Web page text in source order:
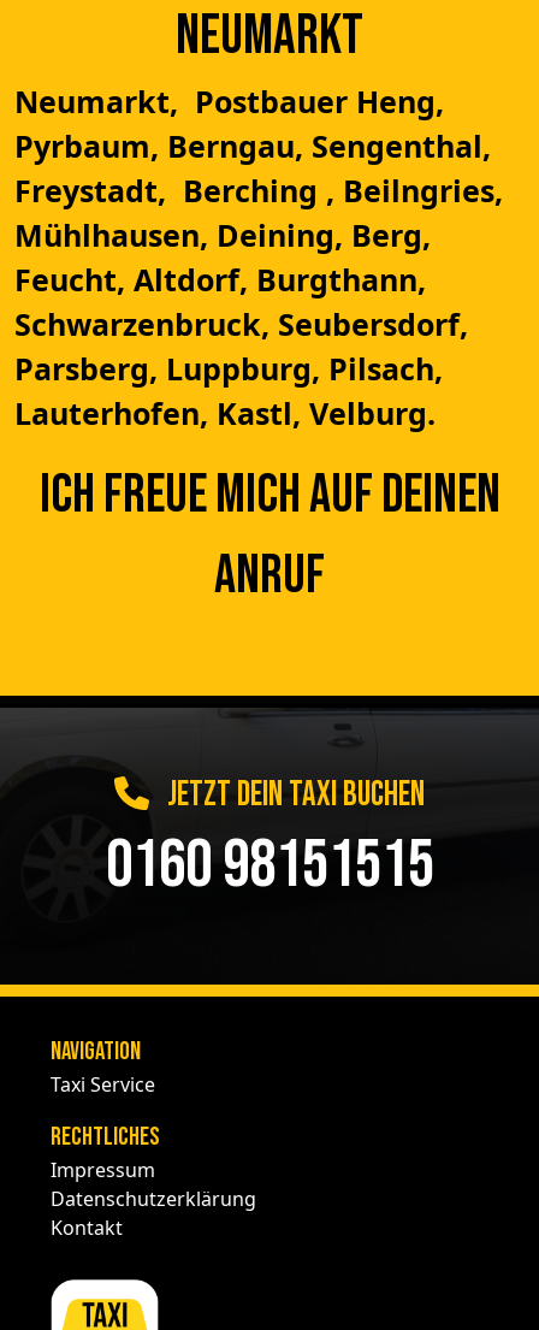
Neumarkt
Neumarkt, Postbauer Heng,
Pyrbaum, Berngau, Sengenthal,
Freystadt, Berching , Beilngries,
Mühlhausen, Deining, Berg,
Feucht, Altdorf, Burgthann,
Schwarzenbruck, Seubersdorf,
Parsberg, Luppburg, Pilsach,
Lauterhofen, Kastl, Velburg.
Ich freue mich auf deinen
Anruf
JETZT DEIN TAXI BUCHEN
0160 98151515
Navigation
Taxi Service
Rechtliches
Impressum
Datenschutzerklärung
Kontakt